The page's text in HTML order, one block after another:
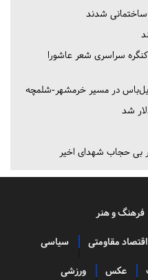
ساختمانی شدند
سراسری شعر عاشورا
ریل‌باس در مسیر خرمشهر-شلمچه
شد
بی حجاب شهدای اخیر
فرهنگ و هنر
اقتصاد مقاومتی سیاسی
عکس ورزشی